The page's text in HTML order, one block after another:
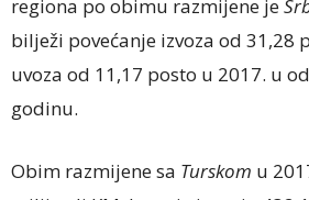
regiona po obimu razmijene je
bilježi povećanje izvoza od 31,28
uvoza od 11,17 posto u 2017. u
godinu.
Obim razmijene sa Turskom u